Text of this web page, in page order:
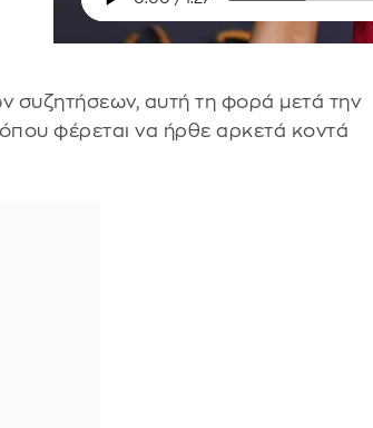
συζητήσεων, αυτή τη φορά μετά την
φέρεται να ήρθε αρκετά κοντά